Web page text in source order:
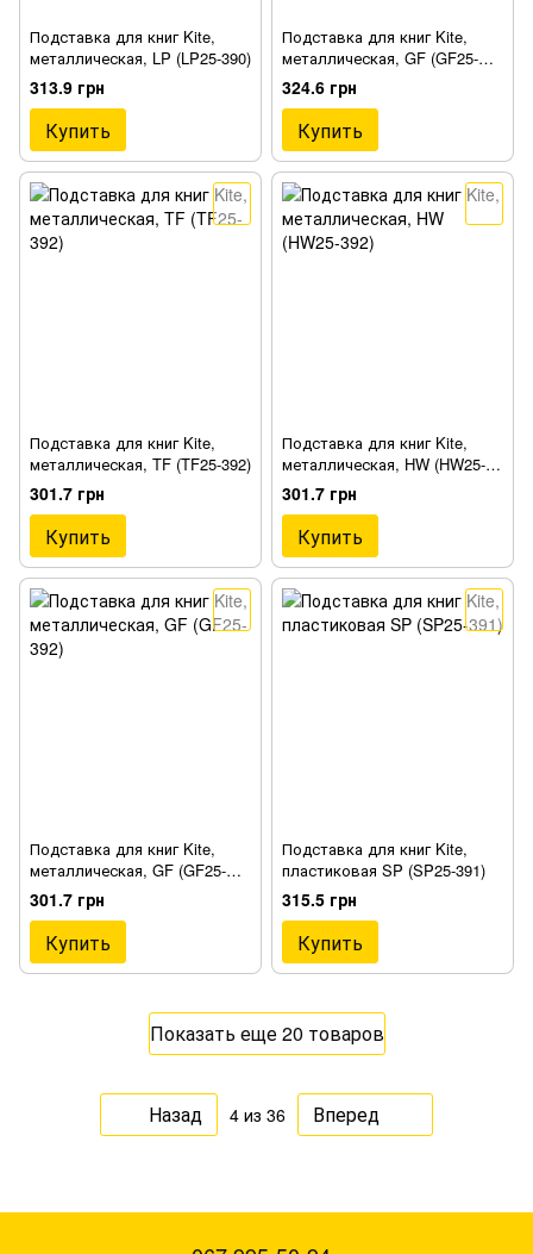
Подставка для книг Kite,
металлическая, LP (LP25-390)
313.9 грн
Купить
Подставка для книг Kite,
металлическая, GF (GF25-
390)
324.6 грн
Купить
Подставка для книг Kite,
металлическая, TF (TF25-392)
301.7 грн
Купить
Подставка для книг Kite,
металлическая, HW (HW25-
392)
301.7 грн
Купить
Подставка для книг Kite,
металлическая, GF (GF25-
392)
301.7 грн
Купить
Подставка для книг Kite,
пластиковая SP (SP25-391)
315.5 грн
Купить
Показать еще 20 товаров
Назад 4 из 36 Вперед